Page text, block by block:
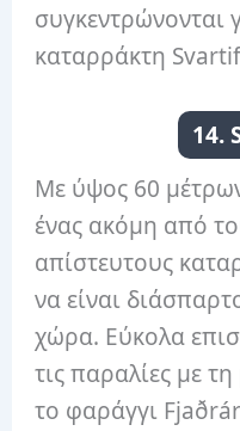
καταρράκτη
14.
Με ύψος 60
ένας ακόμη από
απίστευτους
να είναι
χώρα. Εύκολα
τις παραλίες με
το φαράγγι